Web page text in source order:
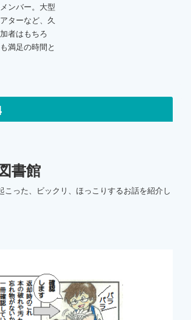
ンバー。大型
ターなど、久
者はもちろ
満足の時間と
書館
こった、ビックリ、ほっこりするお話を紹介し